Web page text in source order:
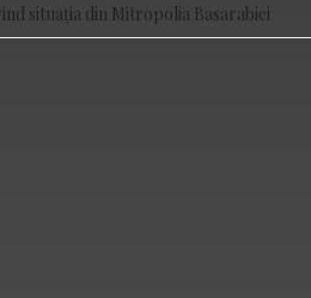
situația din Mitropolia Basarabiei